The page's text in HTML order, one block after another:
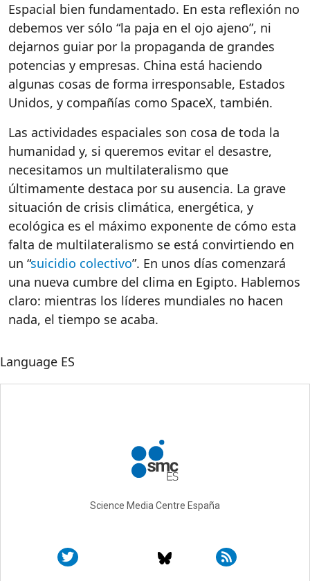
Espacial bien fundamentado. En esta reflexión no
debemos ver sólo “la paja en el ojo ajeno”, ni
dejarnos guiar por la propaganda de grandes
potencias y empresas. China está haciendo
algunas cosas de forma irresponsable, Estados
Unidos, y compañías como SpaceX, también.
Las actividades espaciales son cosa de toda la
humanidad y, si queremos evitar el desastre,
necesitamos un multilateralismo que
últimamente destaca por su ausencia. La grave
situación de crisis climática, energética, y
ecológica es el máximo exponente de cómo esta
falta de multilateralismo se está convirtiendo en
un “suicidio colectivo”. En unos días comenzará
una nueva cumbre del clima en Egipto. Hablemos
claro: mientras los líderes mundiales no hacen
nada, el tiempo se acaba.
Language ES
Science Media Centre España